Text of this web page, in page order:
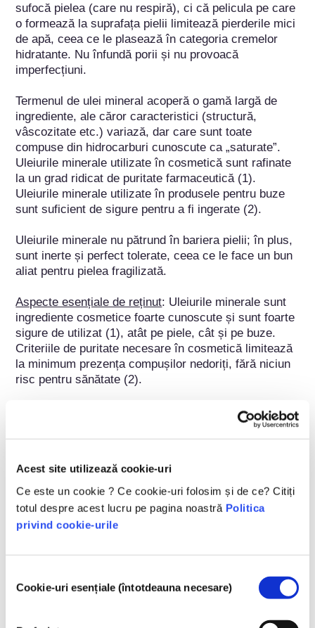
Acest site utilizează cookie-uri
Ce este un cookie ? Ce cookie-uri folosim și de ce? Citiți
totul despre acest lucru pe pagina noastră Politica
privind cookie-urile
consimțământului
Cookie-uri esențiale (întotdeauna necesare)
sufocă pielea (care nu respiră), ci că pelicula pe care
o formează la suprafața pielii limitează pierderile mici
de apă, ceea ce le plasează în categoria cremelor
hidratante. Nu înfundă porii și nu provoacă
imperfecțiuni.
Termenul de ulei mineral acoperă o gamă largă de
ingrediente, ale căror caracteristici (structură,
vâscozitate etc.) variază, dar care sunt toate
compuse din hidrocarburi cunoscute ca „saturate”.
Uleiurile minerale utilizate în cosmetică sunt rafinate
la un grad ridicat de puritate farmaceutică (1).
Uleiurile minerale utilizate în produsele pentru buze
sunt suficient de sigure pentru a fi ingerate (2).
Uleiurile minerale nu pătrund în bariera pielii; în plus,
sunt inerte și perfect tolerate, ceea ce le face un bun
aliat pentru pielea fragilizată.
Aspecte esențiale de reținut: Uleiurile minerale sunt
ingrediente cosmetice foarte cunoscute și sunt foarte
sigure de utilizat (1), atât pe piele, cât și pe buze.
Criteriile de puritate necesare în cosmetică limitează
la minimum prezența compușilor nedoriți, fără niciun
risc pentru sănătate (2).
Faptul că nu pătrund în bariera cutanată precum și
natura lor ocluzivă sunt atuuri în îngrijirea celor mai
fragile tenuri. Sunt folosite chiar și în medii medicale
Surse:
(1) Bundesinstitut für Risikobewertung (BFR): Highly
refined mineral oils in cosmetics: Health risks are not
expected-according-to-current-knowledge.pdf
(2) COSMETICS EUROPE: Mineral hydrocarbons in